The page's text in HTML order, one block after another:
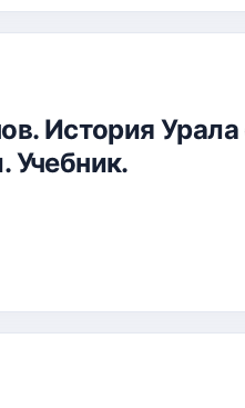
История
Учебник.